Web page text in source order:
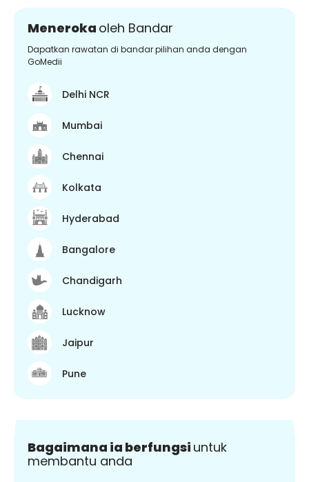
Meneroka oleh Bandar
Dapatkan rawatan di bandar pilihan anda dengan
GoMedii
Delhi NCR
Mumbai
Chennai
Kolkata
Hyderabad
Bangalore
Chandigarh
Lucknow
Jaipur
Pune
Bagaimana ia berfungsi untuk
membantu anda